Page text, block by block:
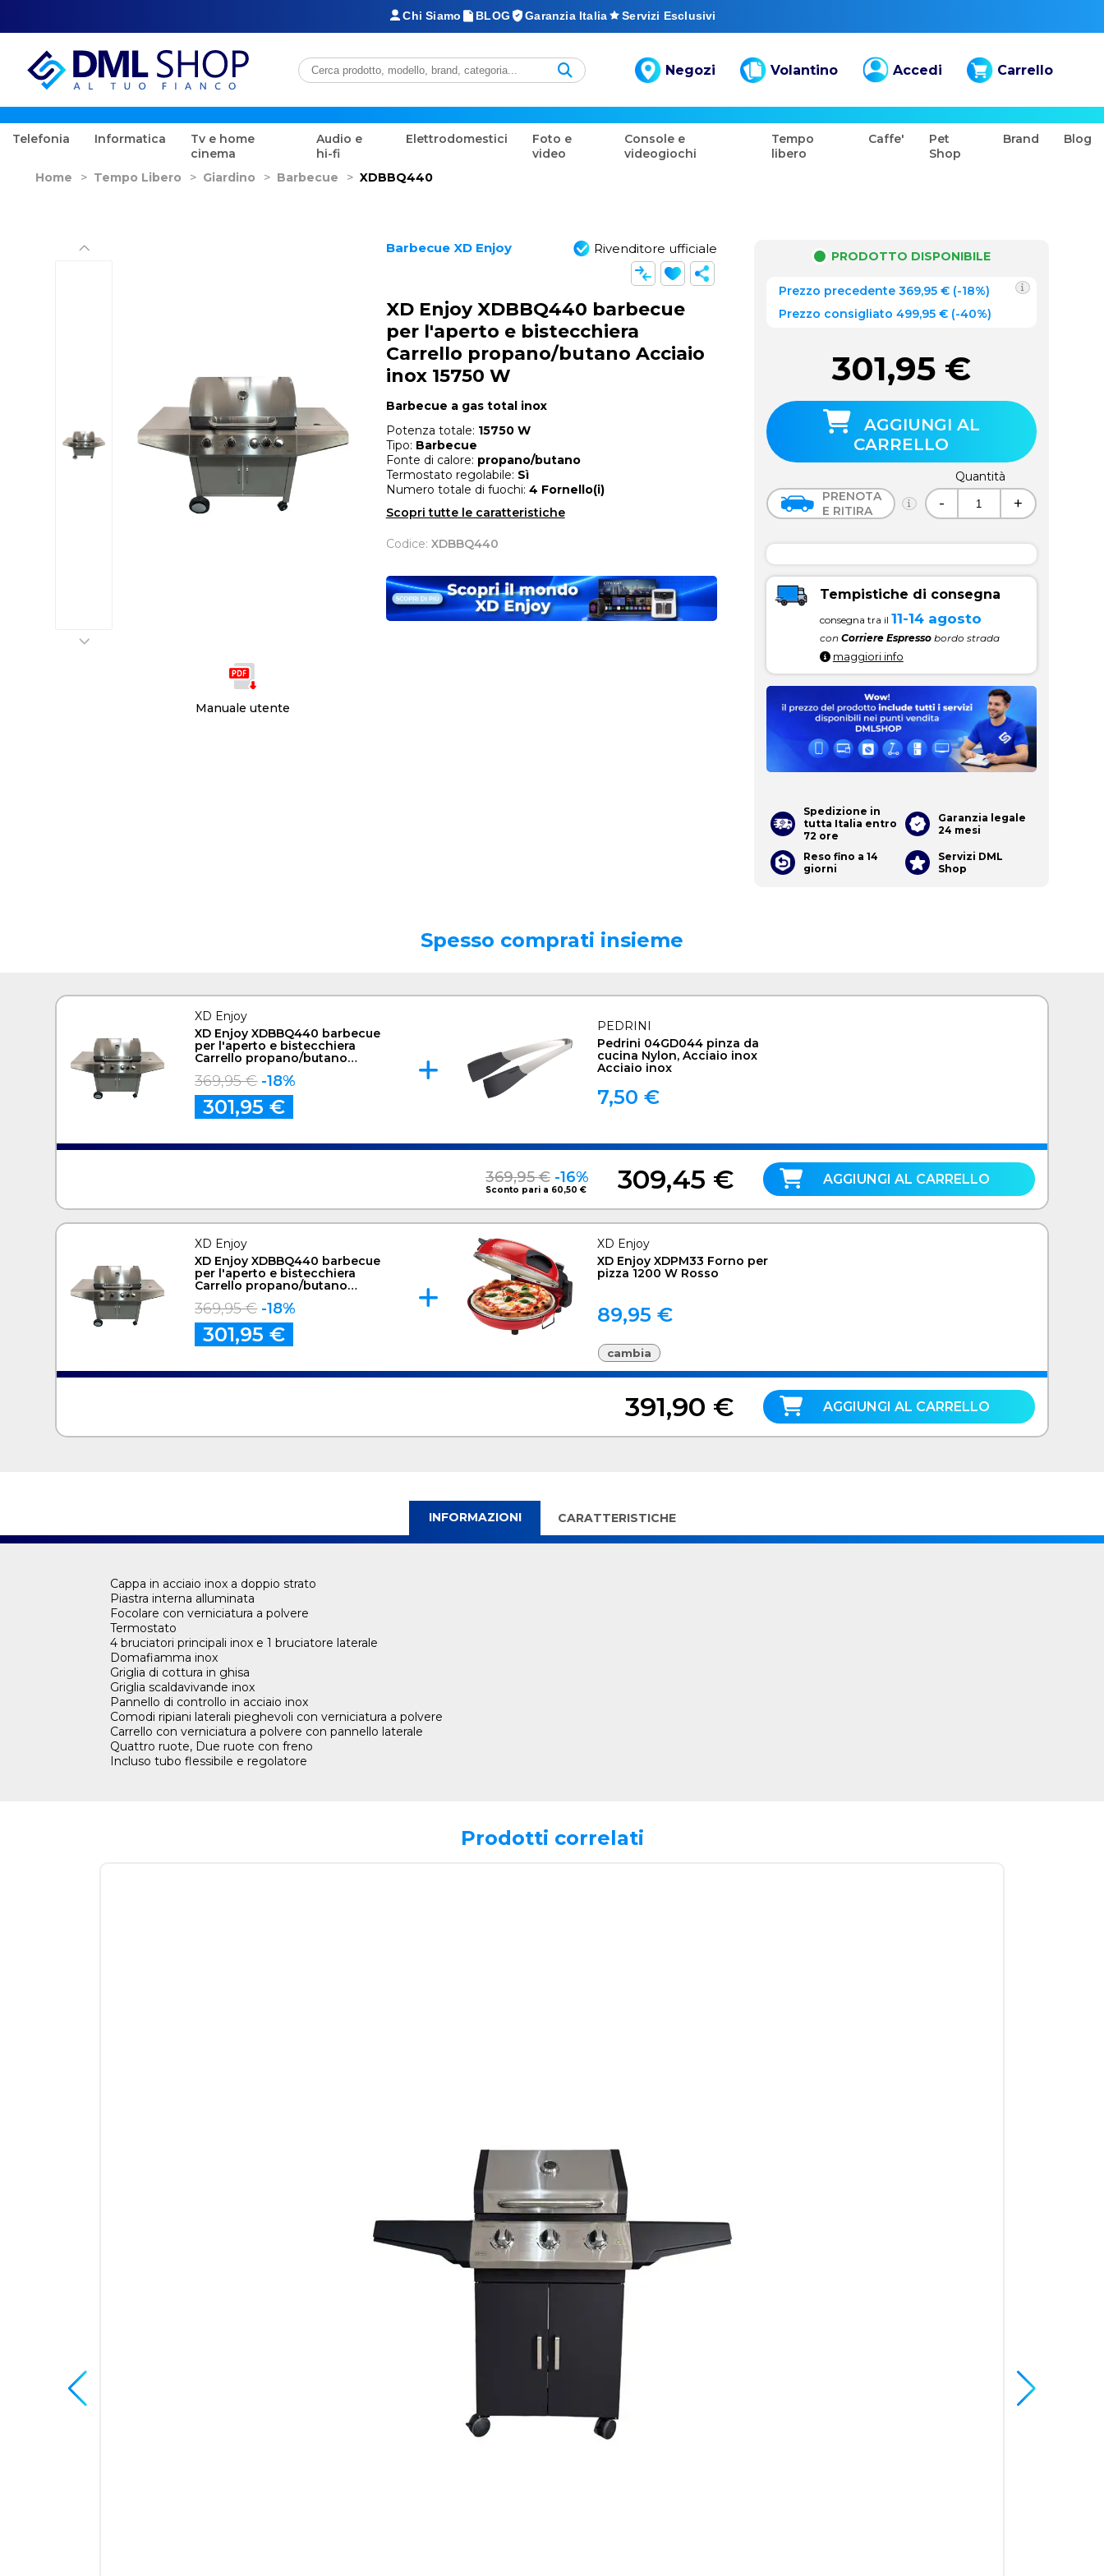
Chi Siamo BLOG Garanzia Italia Servizi Esclusivi
Negozi Volantino Accedi Carrello
Telefonia Informatica
Tv e home
cinema
Audio e
hi-fi
Elettrodomestici
Foto e
video
Console e
videogiochi
Tempo
libero
Caffe'
Pet
Shop
Brand Blog
Home > Tempo Libero > Giardino > Barbecue > XDBBQ440
Manuale utente
Barbecue XD Enjoy Rivenditore ufficiale
XD Enjoy XDBBQ440 barbecue
per l'aperto e bistecchiera
Carrello propano/butano Acciaio
inox 15750 W
Barbecue a gas total inox
Potenza totale: 15750 W
Tipo: Barbecue
Fonte di calore: propano/butano
Termostato regolabile: Sì
Numero totale di fuochi: 4 Fornello(i)
Scopri tutte le caratteristiche
Codice: XDBBQ440
PRODOTTO DISPONIBILE
Prezzo precedente 369,95 € (-18%)
Prezzo consigliato 499,95 € (-40%)
301,95 €
AGGIUNGI AL
CARRELLO
PRENOTA
E RITIRA
Quantità
- +
Tempistiche di consegna
consegna tra il 11-14 agosto
con Corriere Espressobordo strada
maggiori info
Spedizione in
tutta Italia entro
72 ore
Garanzia legale
24 mesi
Reso fino a 14
giorni
Servizi DML
Shop
Spesso comprati insieme
XD Enjoy
XD Enjoy XDBBQ440 barbecue
per l'aperto e bistecchiera
Carrello propano/butano
369,95 € -18%
301,95 €
PEDRINI
Pedrini 04GD044 pinza da
cucina Nylon, Acciaio inox
Acciaio inox
7,50 €
369,95 € -16%
Sconto pari a 60,50 € 309,45 € AGGIUNGI AL CARRELLO
XD Enjoy
XD Enjoy XDBBQ440 barbecue
per l'aperto e bistecchiera
Carrello propano/butano
369,95 € -18%
301,95 €
XD Enjoy
XD Enjoy XDPM33 Forno per
pizza 1200 W Rosso
89,95 €
cambia
391,90 € AGGIUNGI AL CARRELLO
INFORMAZIONI CARATTERISTICHE
Cappa in acciaio inox a doppio strato
Piastra interna alluminata
Focolare con verniciatura a polvere
Termostato
4 bruciatori principali inox e 1 bruciatore laterale
Domafiamma inox
Griglia di cottura in ghisa
Griglia scaldavivande inox
Pannello di controllo in acciaio inox
Comodi ripiani laterali pieghevoli con verniciatura a polvere
Carrello con verniciatura a polvere con pannello laterale
Quattro ruote, Due ruote con freno
Incluso tubo flessibile e regolatore
Prodotti correlati